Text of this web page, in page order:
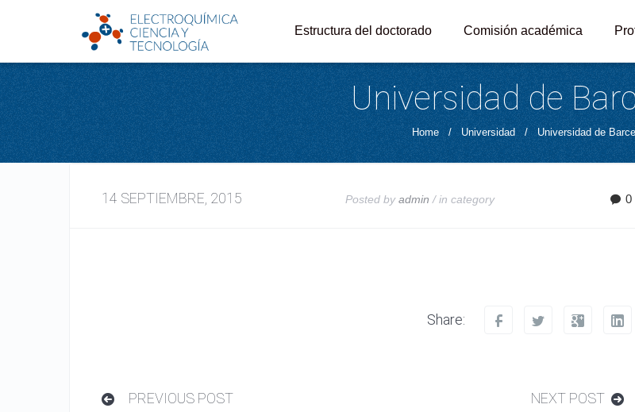
Estructura del doctorado Comisión académica
Universidad de
Home / Universidad / Universidad de
14 SEPTIEMBRE, 2015 Posted byadmin / incategory 0
Share:
PREVIOUS POST NEXT POST